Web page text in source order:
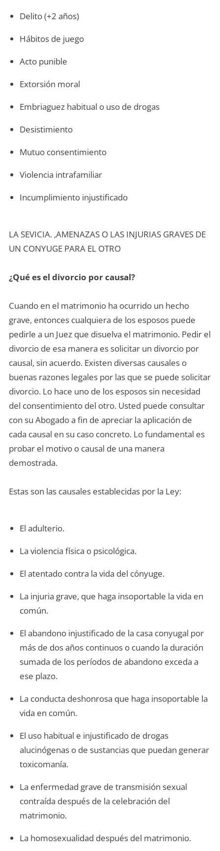
Delito (+2 años)
Hábitos de juego
Acto punible
Extorsión moral
Embriaguez habitual o uso de drogas
Desistimiento
Mutuo consentimiento
Violencia intrafamiliar
Incumplimiento injustificado
LA SEVICIA. ,AMENAZAS O LAS INJURIAS GRAVES DE
UN CONYUGE PARA EL OTRO
¿Qué es el divorcio por causal?
Cuando en el matrimonio ha ocurrido un hecho
grave, entonces cualquiera de los esposos puede
pedirle a un Juez que disuelva el matrimonio. Pedir el
divorcio de esa manera es solicitar un divorcio por
causal, sin acuerdo. Existen diversas causales o
buenas razones legales por las que se puede solicitar
divorcio. Lo hace uno de los esposos sin necesidad
del consentimiento del otro. Usted puede consultar
con su Abogado a fin de apreciar la aplicación de
cada causal en su caso concreto. Lo fundamental es
probar el motivo o causal de una manera
demostrada.
Estas son las causales establecidas por la Ley:
El adulterio.
La violencia física o psicológica.
El atentado contra la vida del cónyuge.
La injuria grave, que haga insoportable la vida en
común.
El abandono injustificado de la casa conyugal por
más de dos años continuos o cuando la duración
sumada de los períodos de abandono exceda a
ese plazo.
La conducta deshonrosa que haga insoportable la
vida en común.
El uso habitual e injustificado de drogas
alucinógenas o de sustancias que puedan generar
toxicomanía.
La enfermedad grave de transmisión sexual
contraída después de la celebración del
matrimonio.
La homosexualidad después del matrimonio.